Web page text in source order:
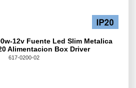
12v Fuente Led Slim Metalica
Alimentacion Box Driver
617-0200-02